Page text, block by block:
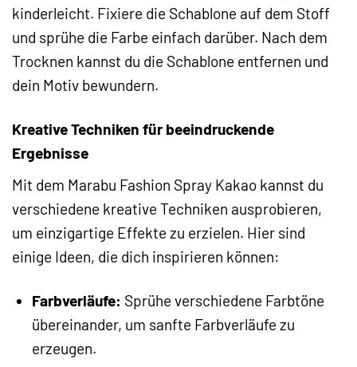
kinderleicht. Fixiere die Schablone auf dem Stoff
und sprühe die Farbe einfach darüber. Nach dem
Trocknen kannst du die Schablone entfernen und
dein Motiv bewundern.
Kreative Techniken für beeindruckende
Ergebnisse
Mit dem Marabu Fashion Spray Kakao kannst du
verschiedene kreative Techniken ausprobieren,
um einzigartige Effekte zu erzielen. Hier sind
einige Ideen, die dich inspirieren können:
Farbverläufe: Sprühe verschiedene Farbtöne
übereinander, um sanfte Farbverläufe zu
erzeugen.